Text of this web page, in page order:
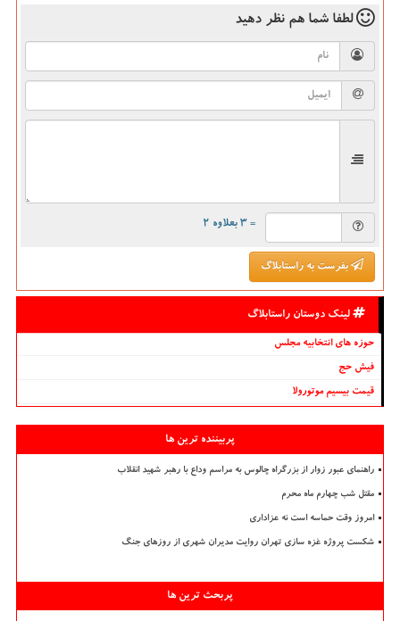
لطفا شما هم نظر دهید
= ۳ بعلاوه ۲
بفرست به راستابلاگ
لینک دوستان راستابلاگ
حوزه های انتخابیه مجلس
فیش حج
قیمت بیسیم موتورولا
پربیننده ترین ها
راهنمای عبور زوار از بزرگراه چالوس به مراسم وداع با رهبر شهید انقلاب
مقتل شب چهارم ماه محرم
امروز وقت حماسه است نه عزاداری
شکست پروژه غزه سازی تهران روایت مدیران شهری از روزهای جنگ
پربحث ترین ها